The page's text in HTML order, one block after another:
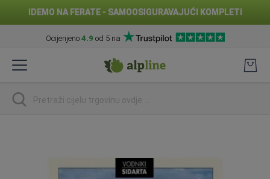
IDEMO NA FERATE - SAMOOSIGURAVAJUĆI KOMPLETI
Ocijenjeno 4.9 od 5 na
na
traži